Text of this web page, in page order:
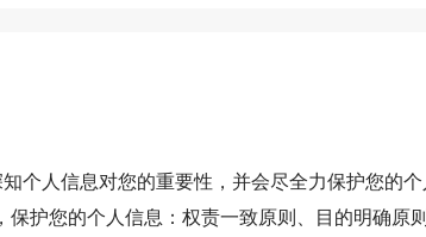
个人信息对您的重要性，并会尽全力保护您的个
护您的个人信息：权责一致原则、目的明确原